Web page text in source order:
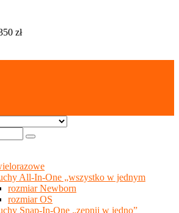
zł
All-In-One „wszystko w jednym
rozmiar Newborn
rozmiar OS
Snap-In-One „zepnij w jedno”